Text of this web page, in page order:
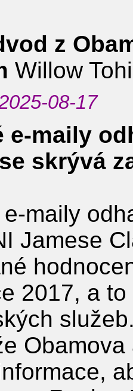
z
Willow Tohi
08-17
e-maily
skrývá
maily
Jamese
2017, a